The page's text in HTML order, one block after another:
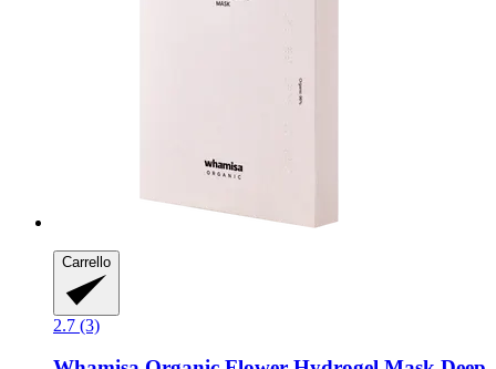
Carrello
2.7 (3)